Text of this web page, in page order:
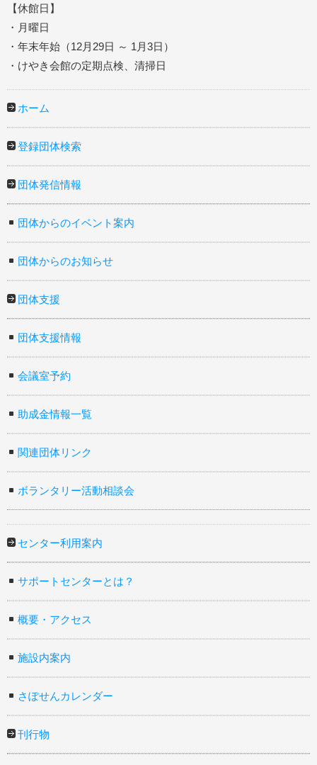
【休館日】
・月曜日
・年末年始（12月29日 ～ 1月3日）
・けやき会館の定期点検、清掃日
ホーム
登録団体検索
団体発信情報
団体からのイベント案内
団体からのお知らせ
団体支援
団体支援情報
会議室予約
助成金情報一覧
関連団体リンク
ボランタリー活動相談会
センター利用案内
サポートセンターとは？
概要・アクセス
施設内案内
さぽせんカレンダー
刊行物